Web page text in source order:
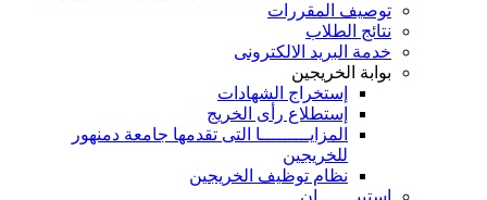
توصيف المقررات
نتائج الطلاب
خدمة البريد الالكترونى
بوابة الخريجين
إستخراج الشهادات
إستطلاع رأى الخريج
المزايـــــــــا التى تقدمها جامعة دمنهور
للخريجين
نظام توظيف الخريجين
إستبيـــــــان